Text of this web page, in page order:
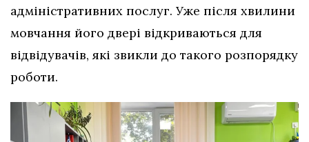
адміністративних послуг. Уже після хвилини
мовчання його двері відкриваються для
відвідувачів, які звикли до такого розпорядку
роботи.